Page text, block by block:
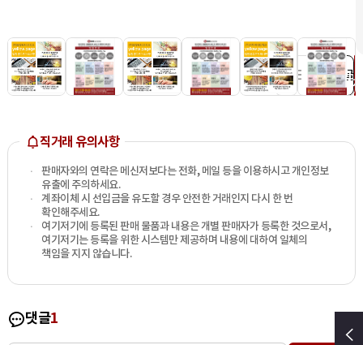
댓글
직거래 유의사항
판매자와의 연락은 메신저보다는 전화, 메일 등을 이용하시고 개인정보
유출에 주의하세요.
계좌이체 시 선입금을 유도할 경우 안전한 거래인지 다시 한 번
확인해주세요.
여기저기에 등록된 판매 물품과 내용은 개별 판매자가 등록한 것으로서,
여기저기는 등록을 위한 시스템만 제공하며 내용에 대하여 일체의
책임을 지지 않습니다.
댓글1